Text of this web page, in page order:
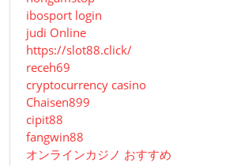
ibosport login
judi Online
https://slot88.click/
receh69
cryptocurrency casino
Chaisen899
cipit88
fangwin88
オンラインカジノ おすすめ